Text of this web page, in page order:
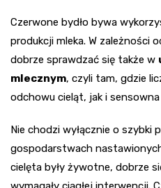
Czerwone bydło bywa
produkcji mleka. W zależności
dobrze sprawdzać się także w
mlecznym, czyli tam, gdzie
odchowu cieląt, jak i
Nie chodzi wyłącznie o szybki
gospodarstwach
cielęta były żywotne, dobrze